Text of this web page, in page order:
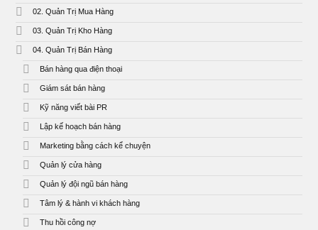
02. Quản Trị Mua Hàng
03. Quản Trị Kho Hàng
04. Quản Trị Bán Hàng
Bán hàng qua điện thoại
Giám sát bán hàng
Kỹ năng viết bài PR
Lập kế hoạch bán hàng
Marketing bằng cách kể chuyện
Quản lý cửa hàng
Quản lý đội ngũ bán hàng
Tâm lý & hành vi khách hàng
Thu hồi công nợ